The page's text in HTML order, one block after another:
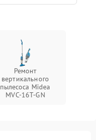
Ремонт
вертикального
пылесоса Midea
MVC-16T-GN